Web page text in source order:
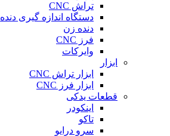
تراش CNC
دستگاه اندازه گیری دنده
دنده زن
فرز CNC
وایرکات
ابزار
ابزار تراش CNC
ابزار فرز CNC
قطعات یدکی
اینکودر
تاکو
سرو درایو